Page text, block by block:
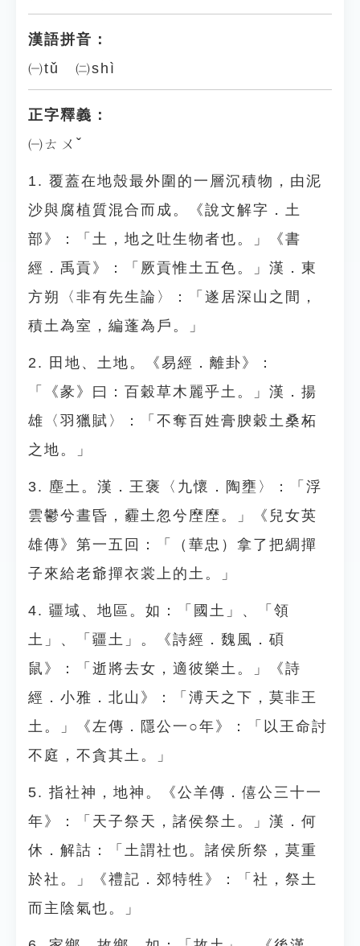
漢語拼音：
㈠tǔ ㈡shì
正字釋義：
㈠ㄊㄨˇ
1. 覆蓋在地殼最外圍的一層沉積物，由泥
沙與腐植質混合而成。《說文解字．土
部》：「土，地之吐生物者也。」《書
經．禹貢》：「厥貢惟土五色。」漢．東
方朔〈非有先生論〉：「遂居深山之間，
積土為室，編蓬為戶。」
2. 田地、土地。《易經．離卦》：
「《彖》曰：百穀草木麗乎土。」漢．揚
雄〈羽獵賦〉：「不奪百姓膏腴穀土桑柘
之地。」
3. 塵土。漢．王褒〈九懷．陶壅〉：「浮
雲鬱兮晝昏，霾土忽兮塺塺。」《兒女英
雄傳》第一五回：「（華忠）拿了把綢撣
子來給老爺撣衣裳上的土。」
4. 疆域、地區。如：「國土」、「領
土」、「疆土」。《詩經．魏風．碩
鼠》：「逝將去女，適彼樂土。」《詩
經．小雅．北山》：「溥天之下，莫非王
土。」《左傳．隱公一○年》：「以王命討
不庭，不貪其土。」
5. 指社神，地神。《公羊傳．僖公三十一
年》：「天子祭天，諸侯祭土。」漢．何
休．解詁：「土謂社也。諸侯所祭，莫重
於社。」《禮記．郊特牲》：「社，祭土
而主陰氣也。」